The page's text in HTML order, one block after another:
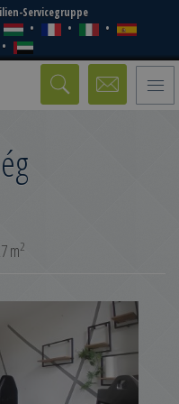
Servicegruppe
Toggle
m2